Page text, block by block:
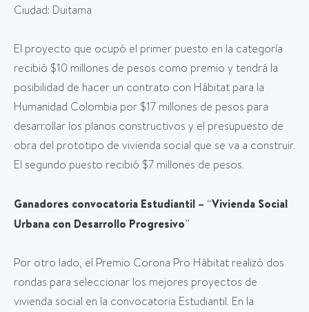
Ciudad: Duitama
El proyecto que ocupó el primer puesto en la categoría
recibió $10 millones de pesos como premio y tendrá la
posibilidad de hacer un contrato con Hábitat para la
Humanidad Colombia por $17 millones de pesos para
desarrollar los planos constructivos y el presupuesto de
obra del prototipo de vivienda social que se va a construir.
El segundo puesto recibió $7 millones de pesos.
Ganadores convocatoria Estudiantil – “Vivienda Social
Urbana con Desarrollo Progresivo”
Por otro lado, el Premio Corona Pro Hábitat realizó dos
rondas para seleccionar los mejores proyectos de
vivienda social en la convocatoria Estudiantil. En la